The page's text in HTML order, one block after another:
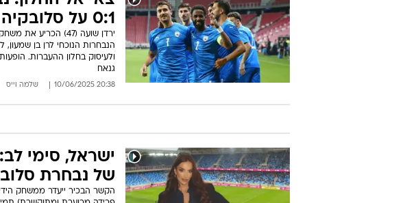
0:1 על סלובקיה
ירדן שועה (47) הכריע
הנבחרות הנוכחי לרן בן
ולעיסוק בחלון ההעברות.
גנאח
20:38 10/06/2025 שלמה וייס
ישראל, סימי
של נבחרת
הקשר הבכיר ייעדר ממשחק